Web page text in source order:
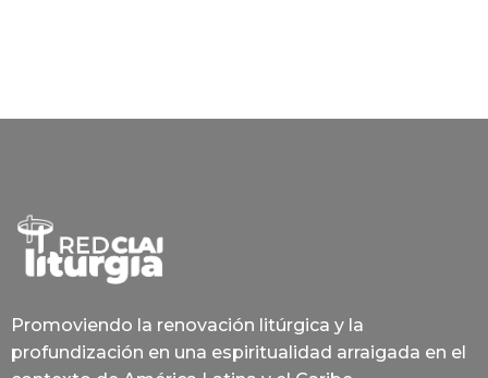
Promoviendo la renovación litúrgica y la
profundización en una espiritualidad arraigada en el